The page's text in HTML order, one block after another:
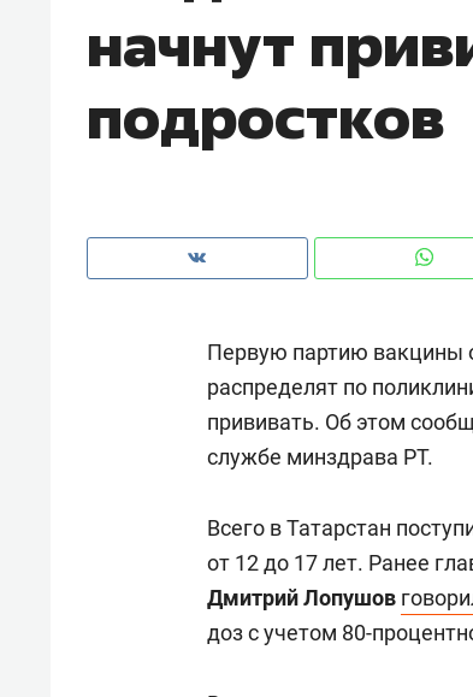
начнут
подростков
Первую партию вакцины
распределят по
прививать. Об этом
службе минздрава РТ.
Всего в Татарстан
от 12 до 17 лет. Ранее
Дмитрий Лопушов
доз с учетом 80-
чем интересен Оман?
Рекомендуем
Оставить шум за волной: как
ЖК «Заря»